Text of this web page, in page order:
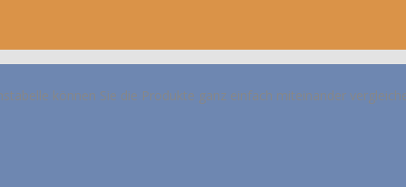
können Sie die Produkte ganz einfach miteinander